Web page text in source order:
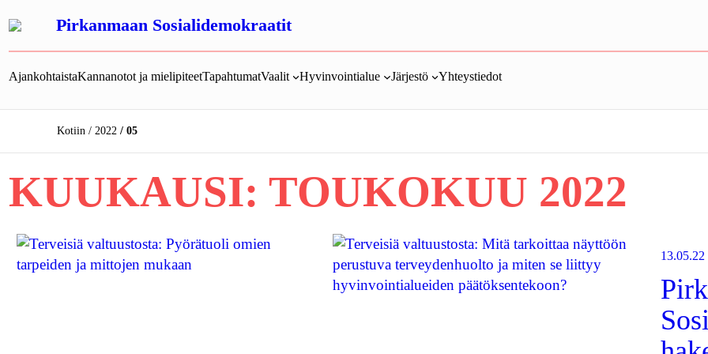
sisältöön
Pirkanmaan Sosialidemokraatit
AjankohtaistaKannanotot ja mielipiteetTapahtumatVaalit Hyvinvointialue Järjestö Yhteystiedot
Kotiin 2022 05
KUUKAUSI: TOUKOKUU 2022
13.05.22